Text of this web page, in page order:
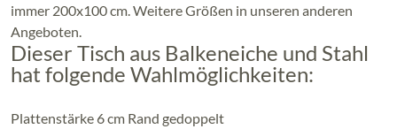
immer 200x100 cm. Weitere Größen in unseren anderen
Angeboten.
Dieser Tisch aus Balkeneiche und Stahl
hat folgende Wahlmöglichkeiten:
Plattenstärke 6 cm Rand gedoppelt